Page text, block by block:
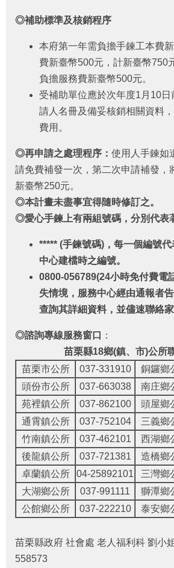
權
(CRPD)
券
盈
餘
補
助
詢
表
托
務
兒
亡
回
溯
◎補助標準及核銷程序
本府第一年需負擔手鍊工本費
費新臺幣500元，計新臺幣750
負擔服務費新臺幣500元。
受補助單位應於次年度1月10日
請人名冊及備妥核銷相關資料
費用。
◎再申請之處理程序： 使用人手鍊如
請免費補發一次，第二次申請補發，
新臺幣250元。
◎本計畫未盡事宜得隨時修訂之。
◎愛心手鍊上有兩組號碼，分別代表
***** (手鍊號碼)，每一個編號
中心建檔時之編號。
0800-056789(24小時免付費電
失情境，服務中心經由通報者
查詢其詳細資料，並儘速聯絡家
◎諮詢專線服務窗口
：
苗栗縣18鄉(鎮、市)公所
苗栗市公所
037-331910 銅鑼鄉
頭份市公所
037-663038 南庄鄉
苑裡鎮公所
037-862100 頭屋鄉
通霄鎮公所
037-752104 三義鄉
竹南鎮公所
037-462101 西湖鄉
後龍鎮公所
037-721381 造橋鄉
卓蘭鎮公所
04-25892101 三灣鄉
大湖鄉公所
037-991111 獅潭鄉
公館鄉公所
037-222210 泰安鄉
苗栗縣政府 社會處 老人福利科 劉小
558573